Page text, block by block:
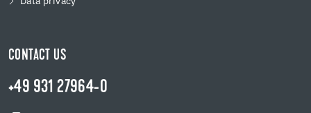
CONTACT US
+49 931 27964-0